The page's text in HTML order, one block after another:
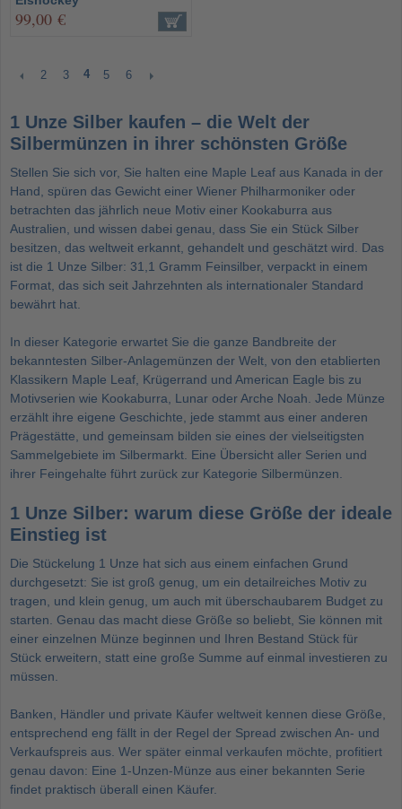
99,00 €
2 3 4 5 6
1 Unze Silber kaufen – die Welt der
Silbermünzen in ihrer schönsten Größe
Stellen Sie sich vor, Sie halten eine Maple Leaf aus Kanada in der
Hand, spüren das Gewicht einer Wiener Philharmoniker oder
betrachten das jährlich neue Motiv einer Kookaburra aus
Australien, und wissen dabei genau, dass Sie ein Stück Silber
besitzen, das weltweit erkannt, gehandelt und geschätzt wird. Das
ist die 1 Unze Silber: 31,1 Gramm Feinsilber, verpackt in einem
Format, das sich seit Jahrzehnten als internationaler Standard
bewährt hat.
In dieser Kategorie erwartet Sie die ganze Bandbreite der
bekanntesten Silber-Anlagemünzen der Welt, von den etablierten
Klassikern Maple Leaf, Krügerrand und American Eagle bis zu
Motivserien wie Kookaburra, Lunar oder Arche Noah. Jede Münze
erzählt ihre eigene Geschichte, jede stammt aus einer anderen
Prägestätte, und gemeinsam bilden sie eines der vielseitigsten
Sammelgebiete im Silbermarkt. Eine Übersicht aller Serien und
ihrer Feingehalte führt zurück zur Kategorie Silbermünzen
1 Unze Silber: warum diese Größe der ideale
Einstieg ist
Die Stückelung 1 Unze hat sich aus einem einfachen Grund
durchgesetzt: Sie ist groß genug, um ein detailreiches Motiv zu
tragen, und klein genug, um auch mit überschaubarem Budget zu
starten. Genau das macht diese Größe so beliebt, Sie können mit
einer einzelnen Münze beginnen und Ihren Bestand Stück für
Stück erweitern, statt eine große Summe auf einmal investieren zu
müssen.
Banken, Händler und private Käufer weltweit kennen diese Größe,
entsprechend eng fällt in der Regel der Spread zwischen An- und
Verkaufspreis aus. Wer später einmal verkaufen möchte, profitiert
genau davon: Eine 1-Unzen-Münze aus einer bekannten Serie
findet praktisch überall einen Käufer.